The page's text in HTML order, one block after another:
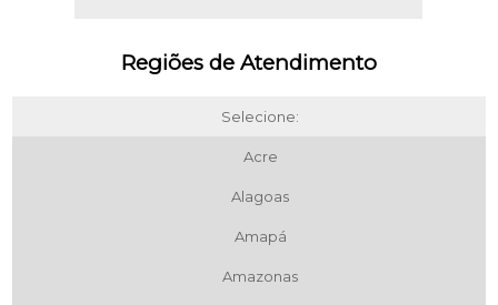
Regiões de Atendimento
Selecione:
Acre
Alagoas
Amapá
Amazonas